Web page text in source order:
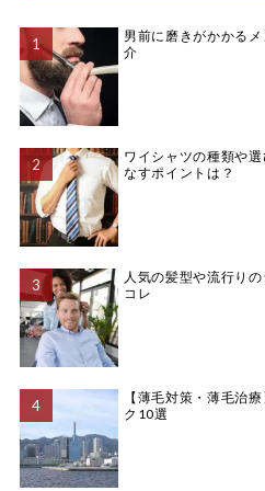
男前に磨きがかかる
介
ワイシャツの種類や
なすポイントは？
人気の髪型や流行り
コレ
【薄毛対策・薄毛治
ク10選